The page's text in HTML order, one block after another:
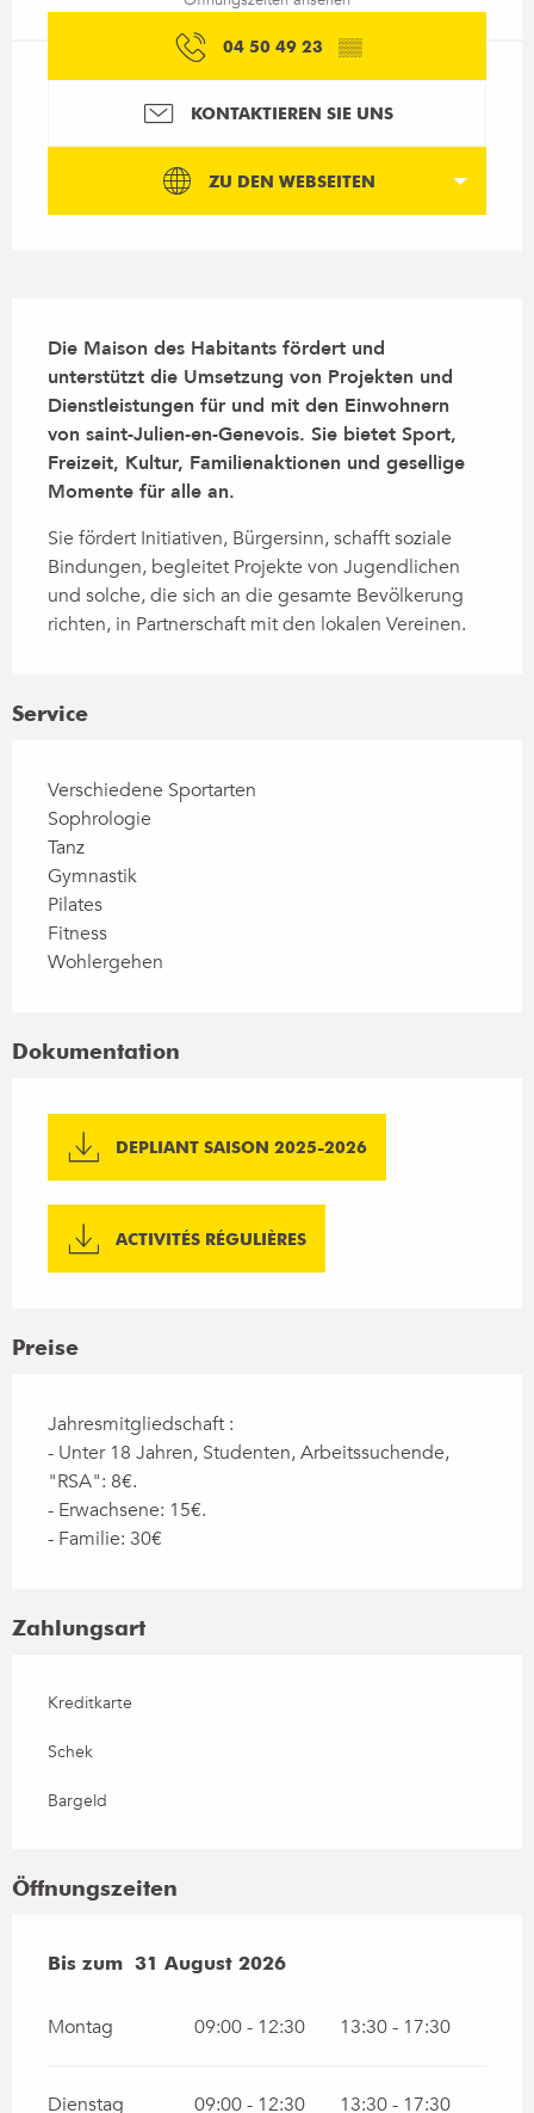
04 50 49 23 ▒▒
KONTAKTIEREN SIE UNS
ZU DEN WEBSEITEN
Die Maison des Habitants fördert und
unterstützt die Umsetzung von Projekten und
Dienstleistungen für und mit den Einwohnern
von saint-Julien-en-Genevois. Sie bietet Sport,
Freizeit, Kultur, Familienaktionen und gesellige
Momente für alle an.
Sie fördert Initiativen, Bürgersinn, schafft soziale
Bindungen, begleitet Projekte von Jugendlichen
und solche, die sich an die gesamte Bevölkerung
richten, in Partnerschaft mit den lokalen Vereinen.
Service
Verschiedene Sportarten
Sophrologie
Tanz
Gymnastik
Pilates
Fitness
Wohlergehen
Dokumentation
DEPLIANT SAISON 2025-2026
ACTIVITÉS RÉGULIÈRES
Preise
Jahresmitgliedschaft :
- Unter 18 Jahren, Studenten, Arbeitssuchende,
"RSA": 8€.
- Erwachsene: 15€.
- Familie: 30€
Zahlungsart
Kreditkarte
Schek
Bargeld
Öffnungszeiten
vom1 Januar 2026bis zum
Bis zum 31 August 2026
Montag 09:00 - 12:30 13:30 - 17:30
Dienstag 09:00 - 12:30 13:30 - 17:30